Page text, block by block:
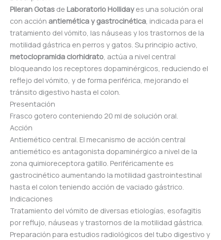
Pileran Gotas de Laboratorio Hollidayes una solución oral
con acción antiemética y gastrocinética, indicada para el
tratamiento del vómito, las náuseas y los trastornos de la
motilidad gástrica en perros y gatos. Su principio activo,
metoclopramida clorhidrato, actúa a nivel central
bloqueando los receptores dopaminérgicos, reduciendo el
reflejo del vómito, y de forma periférica, mejorando el
tránsito digestivo hasta el colon.
Presentación
Frasco gotero conteniendo 20 ml de solución oral.
Acción
Antiemético central. El mecanismo de acción central
antiemético es antagonista dopaminérgico a nivel de la
zona quimioreceptora gatillo. Periféricamente es
gastrocinético aumentando la motilidad gastrointestinal
hasta el colon teniendo acción de vaciado gástrico.
Indicaciones
Tratamiento del vómito de diversas etiologías, esofagitis
por reflujo, náuseas y trastornos de la motilidad gástrica.
Preparación para estudios radiológicos del tubo digestivo y